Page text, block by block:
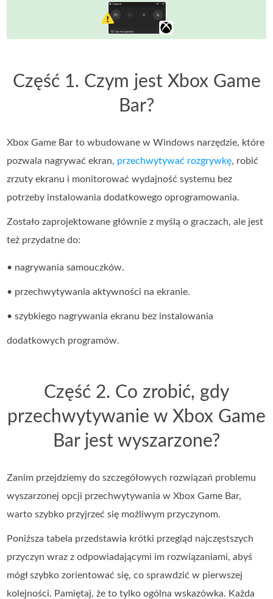
Część 1. Czym jest Xbox Game
Bar?
Xbox Game Bar to wbudowane w Windows narzędzie, które
pozwala nagrywać ekran, przechwytywać rozgrywkę, robić
zrzuty ekranu i monitorować wydajność systemu bez
potrzeby instalowania dodatkowego oprogramowania.
Zostało zaprojektowane głównie z myślą o graczach, ale jest
też przydatne do:
• nagrywania samouczków.
• przechwytywania aktywności na ekranie.
• szybkiego nagrywania ekranu bez instalowania
dodatkowych programów.
Część 2. Co zrobić, gdy
przechwytywanie w Xbox Game
Bar jest wyszarzone?
Zanim przejdziemy do szczegółowych rozwiązań problemu
wyszarzonej opcji przechwytywania w Xbox Game Bar,
warto szybko przyjrzeć się możliwym przyczynom.
Poniższa tabela przedstawia krótki przegląd najczęstszych
przyczyn wraz z odpowiadającymi im rozwiązaniami, abyś
mógł szybko zorientować się, co sprawdzić w pierwszej
kolejności. Pamiętaj, że to tylko ogólna wskazówka. Każda